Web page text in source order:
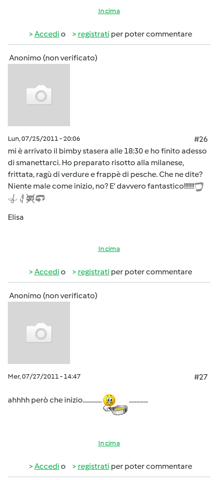
In cima
Accedi o registrati per poter commentare
Anonimo (non verificato)
Lun, 07/25/2011 - 20:06
#26
mi è arrivato il bimby stasera alle 18:30 e ho finito adesso
di smanettarci. Ho preparato risotto alla milanese,
frittata, ragù di verdure e frappè di pesche. Che ne dite?
Niente male come inizio, no? E' davvero fantastico!!!!!!!
Elisa
In cima
Accedi o registrati per poter commentare
Anonimo (non verificato)
Mer, 07/27/2011 - 14:47 #27
ahhhh però che inizio............. .............
In cima
Accedi o registrati per poter commentare